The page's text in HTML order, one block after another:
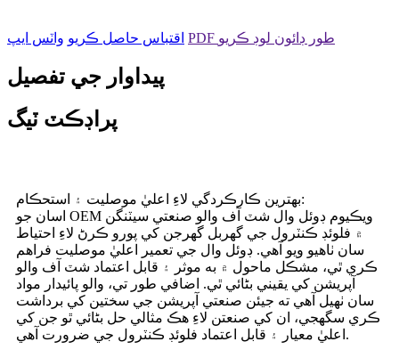
اقتباس حاصل ڪريو واٽس ايپ PDF طور ڊائون لوڊ ڪريو
پيداوار جي تفصيل
پراڊڪٽ ٽيگ
بهترين ڪارڪردگي لاءِ اعليٰ موصليت ۽ استحڪام:
اسان جو OEM ويڪيوم ڊوئل وال شٽ آف والو صنعتي سيٽنگن
۾ فلوئڊ ڪنٽرول جي گهربل گهرجن کي پورو ڪرڻ لاءِ احتياط
سان ٺاهيو ويو آهي. ڊوئل وال جي تعمير اعليٰ موصليت فراهم
ڪري ٿي، مشڪل ماحول ۾ به موثر ۽ قابل اعتماد شٽ آف والو
آپريشن کي يقيني بڻائي ٿي. اضافي طور تي، والو پائيدار مواد
سان ٺهيل آهي ته جيئن صنعتي آپريشن جي سختين کي برداشت
ڪري سگهجي، ان کي صنعتن لاءِ هڪ مثالي حل بڻائي ٿو جن کي
اعليٰ معيار ۽ قابل اعتماد فلوئڊ ڪنٽرول جي ضرورت آهي.